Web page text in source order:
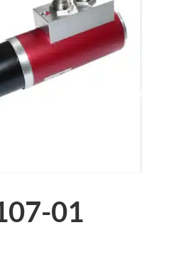
01